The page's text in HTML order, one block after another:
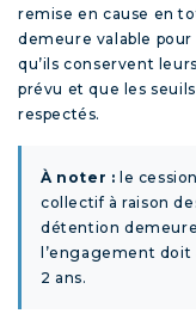
remise en cause en
demeure valable
qu’ils conservent
prévu et que les
respectés.
À noter : le
collectif à raison
détention
l’engagement
2 ans.